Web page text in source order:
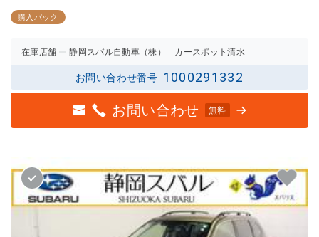
購入パック
在庫店舗 静岡スバル自動車（株） カースポット清水
お問い合わせ番号 1000291332
お問い合わせ 無料